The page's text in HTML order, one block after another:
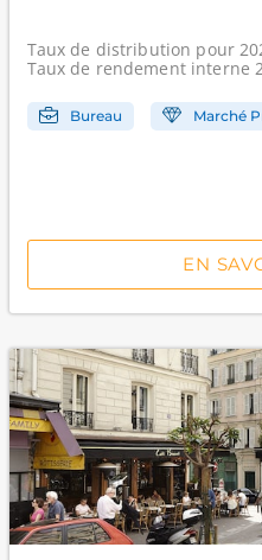
Taux de distribution pour
Taux de rendement interne
Bureau Marché
EN